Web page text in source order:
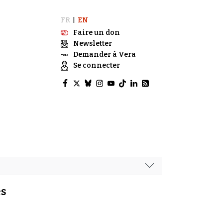
FR
EN
Faire un don
Newsletter
Demander à Vera
Se connecter